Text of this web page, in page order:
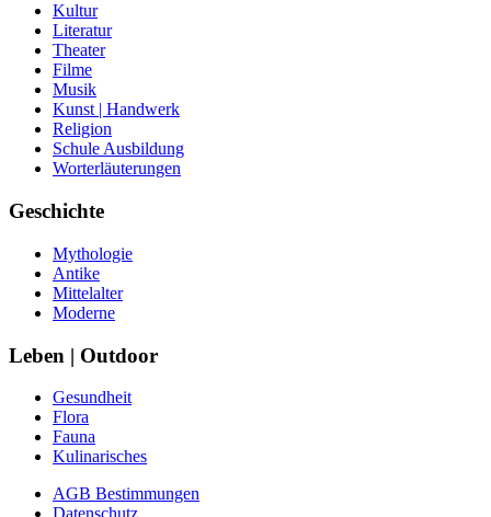
Kultur
Literatur
Theater
Filme
Musik
Kunst | Handwerk
Religion
Schule Ausbildung
Worterläuterungen
Geschichte
Mythologie
Antike
Mittelalter
Moderne
Leben | Outdoor
Gesundheit
Flora
Fauna
Kulinarisches
AGB Bestimmungen